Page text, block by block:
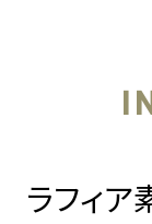
ラフィア